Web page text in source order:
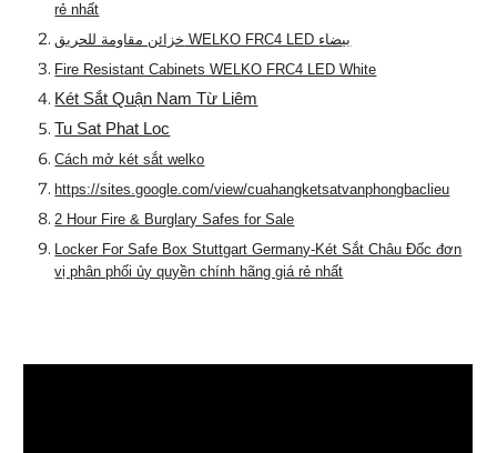
rẻ nhất
خزائن مقاومة للحريق WELKO FRC4 LED بيضاء
Fire Resistant Cabinets WELKO FRC4 LED White
Két Sắt Quận Nam Từ Liêm
Tu Sat Phat Loc
Cách mở két sắt welko
https://sites.google.com/view/cuahangketsatvanphongbaclieu
2 Hour Fire & Burglary Safes for Sale
Locker For Safe Box Stuttgart Germany-Két Sắt Châu Đốc đơn
vị phân phối ủy quyền chính hãng giá rẻ nhất